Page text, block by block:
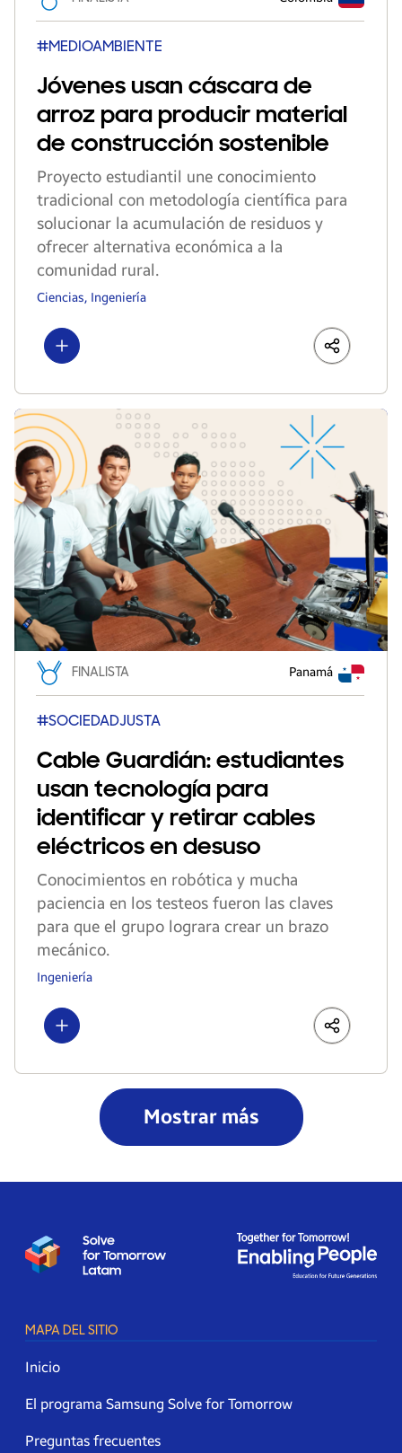
#MEDIOAMBIENTE
Jóvenes usan cáscara de
arroz para producir material
de construcción sostenible
Proyecto estudiantil une conocimiento
tradicional con metodología científica para
solucionar la acumulación de residuos y
ofrecer alternativa económica a la
comunidad rural.
Ciencias, Ingeniería
Show more LinkedIn
Share
FINALISTA Panamá
#SOCIEDADJUSTA
Cable Guardián: estudiantes
usan tecnología para
identificar y retirar cables
eléctricos en desuso
Conocimientos en robótica y mucha
paciencia en los testeos fueron las claves
para que el grupo lograra crear un brazo
mecánico.
Ingeniería
Show more LinkedIn
Share
Mostrar más
MAPA DEL SITIO
Inicio
El programa Samsung Solve for Tomorrow
Preguntas frecuentes